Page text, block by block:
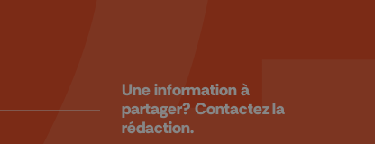
Une information à
partager? Contactez la
rédaction.